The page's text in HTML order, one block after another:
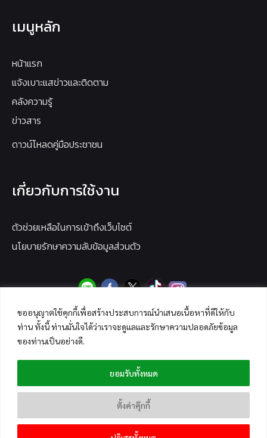
ขออนุญาตใช้คุกกี้เพื่อสร้างประสบการณ์นำเสนอเนื้อหาที่ดีให้กับ
ท่าน ทั้งนี้ ท่านมั่นใจได้ว่าเราจะดูแลและรักษาความปลอดภัยข้อมูล
ของท่านเป็นอย่างดี.
ตั้งค่าคุ๊กกี้
ยอมรับทั้งหมด
เมนูหลัก
หน้าแรก
แจ้งเบาะแสข่าวและติดตาม
คลังความรู้
ข่าวสาร
ดาวน์โหลดคู่มือประชาชน
เกี่ยวกับการใช้งาน
ตัวช่วยเหลือในการเข้าถึงเว็บไซต์
นโยบายรักษาความลับข้อมูลส่วนตัว